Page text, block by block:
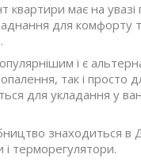
має на увазі
для комфорту
і є
так і просто
для укладання у
знаходиться в
і терморегулятори.